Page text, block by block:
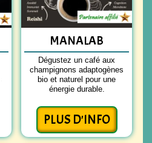
MANALAB
Dégustez un café aux
champignons adaptogènes
bio et naturel pour une
énergie durable.
PLUS D'INFO